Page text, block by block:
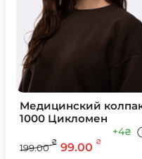
Медицинский
1000 Цикломен
199.00
₴ 99.00 ₴
+4₴